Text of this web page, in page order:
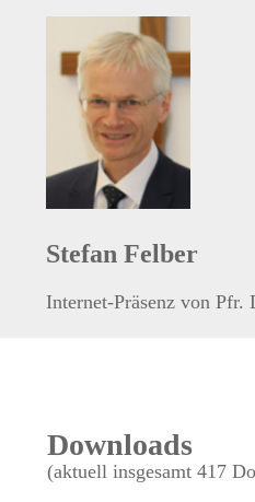
Stefan Felber
Internet-Präsenz von Pfr.
Downloads
(aktuell insgesamt 417